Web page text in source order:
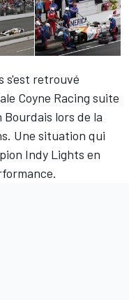
s'est retrouvé
Coyne Racing suite
Bourdais lors de la
Une situation qui
Indy Lights en